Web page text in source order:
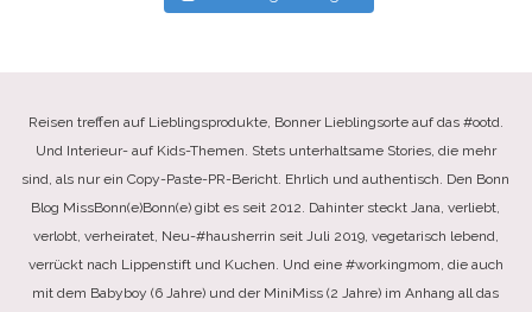
Reisen treffen auf Lieblingsprodukte, Bonner Lieblingsorte auf das #ootd.
Und Interieur- auf Kids-Themen. Stets unterhaltsame Stories, die mehr
sind, als nur ein Copy-Paste-PR-Bericht. Ehrlich und authentisch. Den Bonn
Blog MissBonn(e)Bonn(e) gibt es seit 2012. Dahinter steckt Jana, verliebt,
verlobt, verheiratet, Neu-#hausherrin seit Juli 2019, vegetarisch lebend,
verrückt nach Lippenstift und Kuchen. Und eine #workingmom, die auch
mit dem Babyboy (6 Jahre) und der MiniMiss (2 Jahre) im Anhang all das